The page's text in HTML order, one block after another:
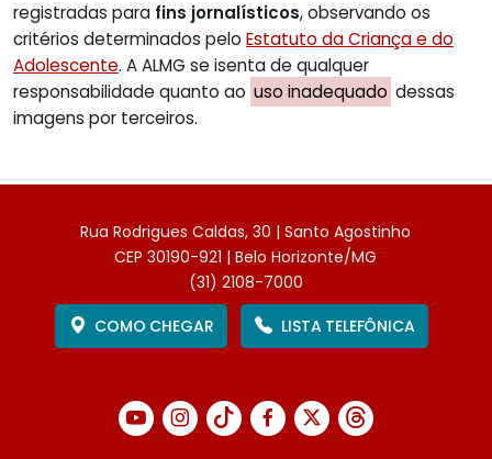
registradas para fins jornalísticos, observando os
critérios determinados pelo Estatuto da Criança e do
Adolescente. A ALMG se isenta de qualquer
responsabilidade quanto ao uso inadequado dessas
imagens por terceiros.
Rua Rodrigues Caldas, 30 | Santo Agostinho
CEP 30190-921 | Belo Horizonte/MG
(31) 2108-7000
COMO CHEGAR
LISTA TELEFÔNICA